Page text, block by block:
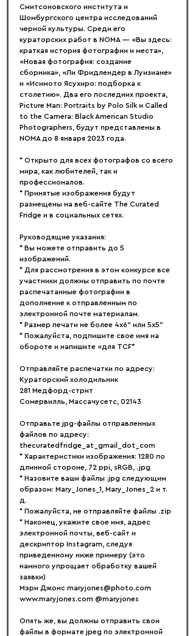
Смитсоновского института и
Шомбургского центра исследований
черной культуры. Среди его
кураторских работ в NOMA — «Вы здесь:
краткая история фотографии и места»,
«Новая фотография: создание
сборника», «Ли Фридлендер в Луизиане»
и «Исимото Ясухиро: подборка к
столетию». Два его последних проекта,
Picture Man: Portraits by Polo Silk и Called
to the Camera: Black American Studio
Photographers, будут представлены в
NOMA до 8 января 2023 года.
* Открыто для всех фотографов со всего
мира, как любителей, так и
профессионалов.
* Принятые изображения будут
размещены на веб-сайте The Curated
Fridge и в социальных сетях.
Руководящие указания:
* Вы можете отправить до 5
изображений.
* Для рассмотрения в этом конкурсе все
участники должны отправить по почте
распечатанные фотографии в
дополнение к отправленным по
электронной почте материалам.
* Размер печати не более 4x6" или 5x5"
* Пожалуйста, подпишите свое имя на
обороте и напишите «для TCF*
Отправляйте распечатки по адресу:
Кураторский холодильник
281 Медфорд-стрит
Сомервилль, Массачусетс, 02143
Отправьте jpg-файлы отправленных
файлов по адресу:
thecuratedfridge_at_gmail_dot_com
* Характеристики изображения: 1280 по
длинной стороне, 72 ppi, sRGB, .jpg
* Назовите ваши файлы .jpg следующим
образом: Mary_Jones_1, Mary_Jones_2 и т.
д.
* Пожалуйста, не отправляйте файлы .zip
* Наконец, укажите свое имя, адрес
электронной почты, веб-сайт и
дескриптор Instagram, следуя
приведенному ниже примеру (это
намного упрощает обработку вашей
заявки)
Мэри Джонс maryjones@photo.com
www.maryjones.com @maryjones
Опять же, вы должны отправить свои
файлы в формате jpeg по электронной